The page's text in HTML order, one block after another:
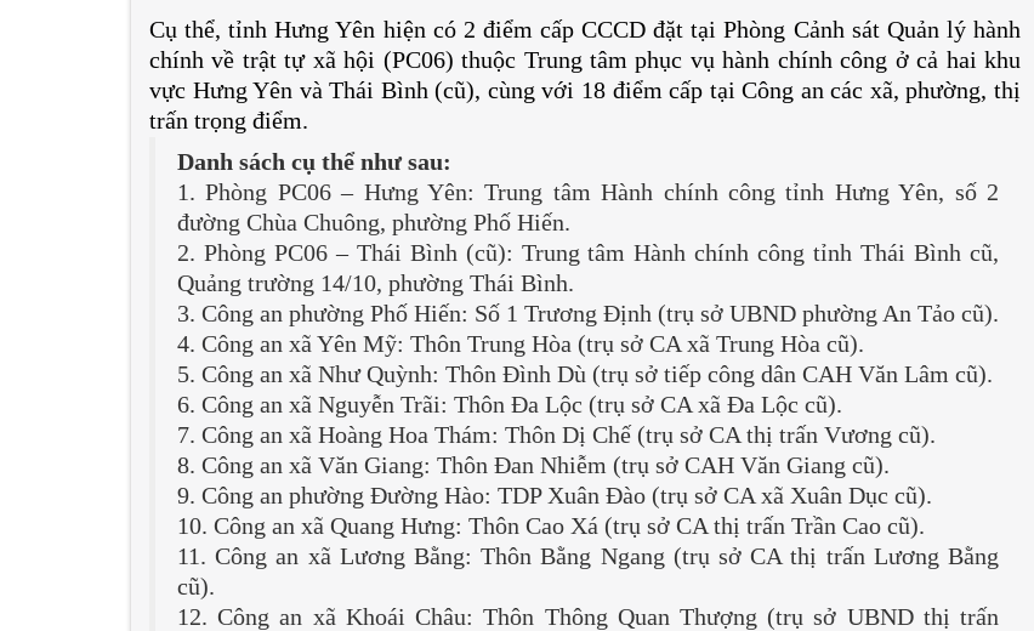
Cụ thể, tỉnh Hưng Yên hiện có 2 điểm cấp CCCD đặt tại Phòng Cảnh sát Quản lý hành
chính về trật tự xã hội (PC06) thuộc Trung tâm phục vụ hành chính công ở cả hai khu
vực Hưng Yên và Thái Bình (cũ), cùng với 18 điểm cấp tại Công an các xã, phường, thị
trấn trọng điểm.
Danh sách cụ thể như sau:
1. Phòng PC06 – Hưng Yên: Trung tâm Hành chính công tỉnh Hưng Yên, số 2
đường Chùa Chuông, phường Phố Hiến.
2. Phòng PC06 – Thái Bình (cũ): Trung tâm Hành chính công tỉnh Thái Bình cũ,
Quảng trường 14/10, phường Thái Bình.
3. Công an phường Phố Hiến: Số 1 Trương Định (trụ sở UBND phường An Tảo cũ).
4. Công an xã Yên Mỹ: Thôn Trung Hòa (trụ sở CA xã Trung Hòa cũ).
5. Công an xã Như Quỳnh: Thôn Đình Dù (trụ sở tiếp công dân CAH Văn Lâm cũ).
6. Công an xã Nguyễn Trãi: Thôn Đa Lộc (trụ sở CA xã Đa Lộc cũ).
7. Công an xã Hoàng Hoa Thám: Thôn Dị Chế (trụ sở CA thị trấn Vương cũ).
8. Công an xã Văn Giang: Thôn Đan Nhiễm (trụ sở CAH Văn Giang cũ).
9. Công an phường Đường Hào: TDP Xuân Đào (trụ sở CA xã Xuân Dục cũ).
10. Công an xã Quang Hưng: Thôn Cao Xá (trụ sở CA thị trấn Trần Cao cũ).
11. Công an xã Lương Bằng: Thôn Bằng Ngang (trụ sở CA thị trấn Lương Bằng
cũ).
12. Công an xã Khoái Châu: Thôn Thông Quan Thượng (trụ sở UBND thị trấn